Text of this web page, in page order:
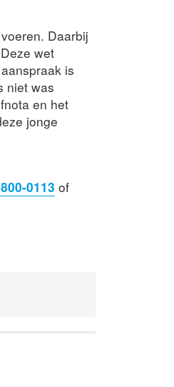
Daarbij
wet
is
niet was
en het
jonge
0113 of